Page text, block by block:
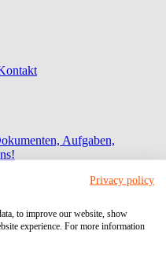
Aufgaben,
Dokumentenaustausch
Berater.
Privacy policy
to improve our website, show
experience. For more information